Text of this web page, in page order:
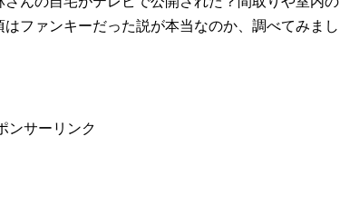
ファンキーだった説が本当なのか、調べてみまし
ンサーリンク